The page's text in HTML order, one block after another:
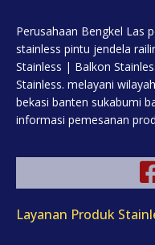
Perusahaan Bengkel Las
stainless pintu jendela
Stainless | Balkon
Stainless. melayani
bekasi banten sukabumi
informasi pemesanan
Layanan Produk